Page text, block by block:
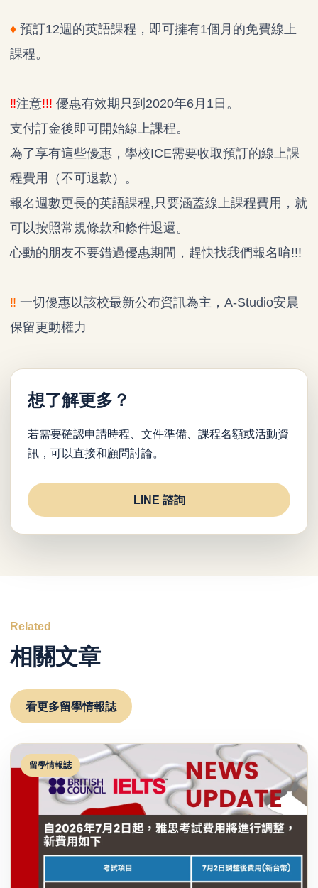
♦ 預訂12週的英語課程，即可擁有1個月的免費線上
課程。
‼注意!!! 優惠有效期只到2020年6月1日。
支付訂金後即可開始線上課程。
為了享有這些優惠，學校ICE需要收取預訂的線上課
程費用（不可退款）。
報名週數更長的英語課程,只要涵蓋線上課程費用，就
可以按照常規條款和條件退還。
心動的朋友不要錯過優惠期間，趕快找我們報名唷!!!
‼ 一切優惠以該校最新公布資訊為主，A-Studio安晨
保留更動權力
想了解更多？
若需要確認申請時程、文件準備、課程名額或活動資
訊，可以直接和顧問討論。
LINE 諮詢
Related
相關文章
看更多留學情報誌
留學情報誌